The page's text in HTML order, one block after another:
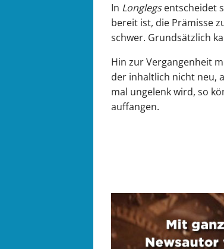
In Longlegsentscheidet
bereit ist, die Prämisse
schwer. Grundsätzlich
Hin zur Vergangenheit
der inhaltlich nicht neu,
mal ungelenk wird, so
auffangen.